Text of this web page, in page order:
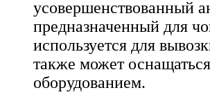
усовершенствованный
предназначенный для
используется для
также может
оборудованием.